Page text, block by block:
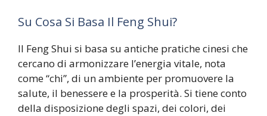
Su Cosa Si Basa Il Feng Shui?
Il Feng Shui si basa su antiche pratiche cinesi che
cercano di armonizzare l’energia vitale, nota
come “chi”, di un ambiente per promuovere la
salute, il benessere e la prosperità. Si tiene conto
della disposizione degli spazi, dei colori, dei